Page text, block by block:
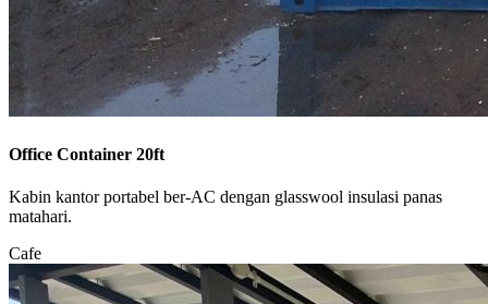
Office Container 20ft
Kabin kantor portabel ber-AC dengan glasswool insulasi panas
matahari.
Cafe